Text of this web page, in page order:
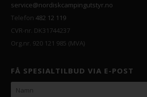
service@nordiskcampingutstyr.no
Telefon482 12 119
CVR-nr. DK31744237
Org.nr. 920 121 985 (MVA)
FÅ SPESIALTILBUD VIA E-POST